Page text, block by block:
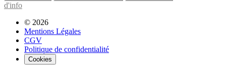
d'info
© 2026
Mentions Légales
CGV
Politique de confidentialité
Cookies